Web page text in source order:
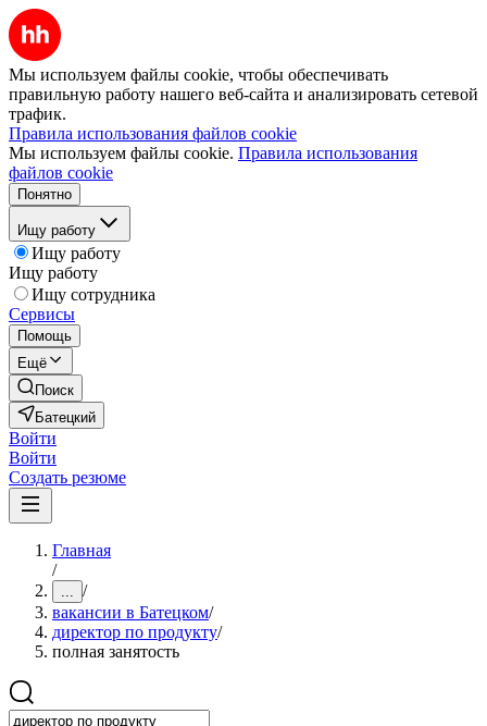
Мы используем файлы cookie, чтобы обеспечивать
правильную работу нашего веб-сайта и анализировать сетевой
трафик.
Правила использования файлов cookie
Мы используем файлы cookie. Правила использования
файлов cookie
Понятно
Ищу работу
Ищу работу
Ищу работу
Ищу сотрудника
Сервисы
Помощь
Ещё
Поиск
Батецкий
Войти
Войти
Создать резюме
Главная
/
... /
вакансии в Батецком/
директор по продукту/
полная занятость